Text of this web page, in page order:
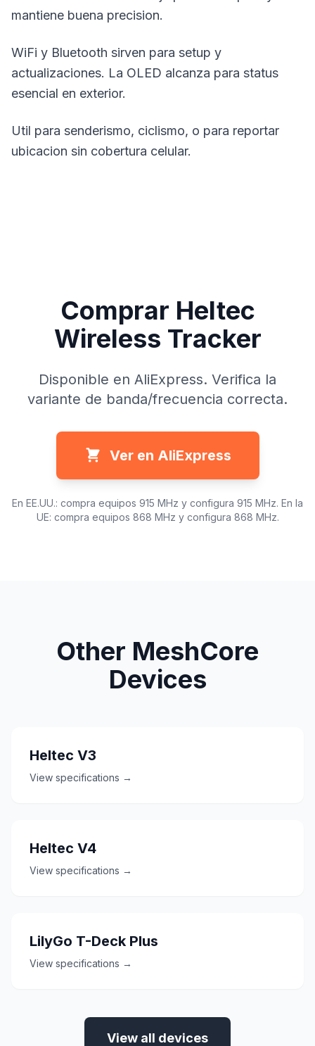
mantiene buena precision.
WiFi y Bluetooth sirven para setup y
actualizaciones. La OLED alcanza para status
esencial en exterior.
Util para senderismo, ciclismo, o para reportar
ubicacion sin cobertura celular.
Comprar Heltec
Wireless Tracker
Disponible en AliExpress. Verifica la
variante de banda/frecuencia correcta.
Ver en AliExpress
En EE.UU.: compra equipos 915 MHz y configura 915 MHz. En la
UE: compra equipos 868 MHz y configura 868 MHz.
Other MeshCore
Devices
Heltec V3
View specifications →
Heltec V4
View specifications →
LilyGo T-Deck Plus
View specifications →
View all devices